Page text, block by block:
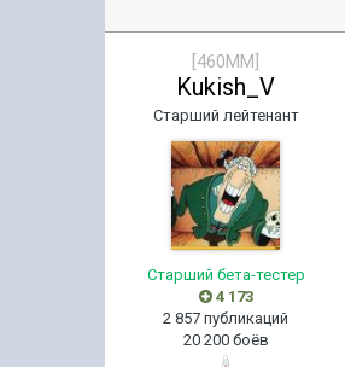
[460MM]
Kukish_V
Старший лейтенант
Старший бета-тестер
4 173
2 857 публикаций
20 200 боёв